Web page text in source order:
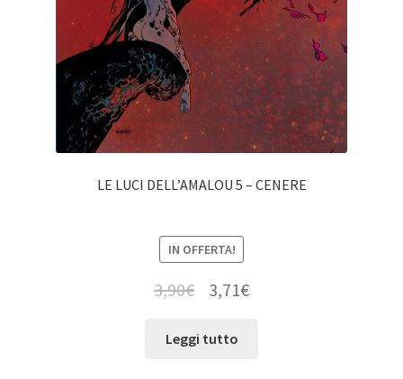
LE LUCI DELL’AMALOU 5 – CENERE
IN OFFERTA!
3,90€ 3,71€
Leggi tutto